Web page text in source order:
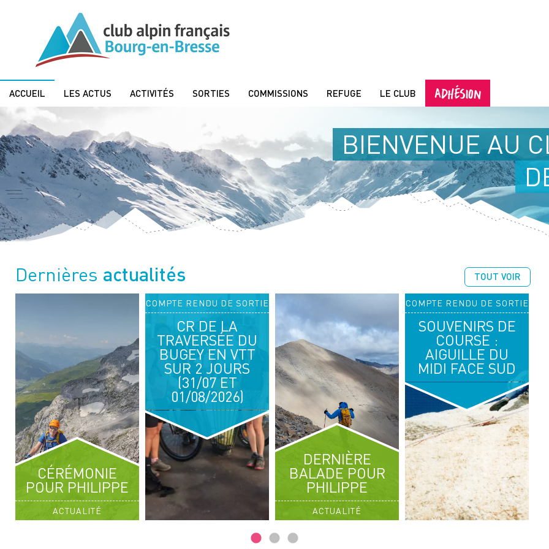
ACCUEIL LES ACTUS ACTIVITÉS SORTIES COMMISSIONS REFUGE LE CLUB ADHÉSION
BIENVENUE AU
Dernières actualités TOUT VOIR
CÉRÉMONIE
POUR PHILIPPE
ACTUALITÉ
CR DE LA
TRAVERSÉE DU
BUGEY EN VTT
SUR 2 JOURS
(31/07 ET
01/08/2026)
COMPTE RENDU DE SORTIE
DERNIÈRE
BALADE POUR
PHILIPPE
ACTUALITÉ
SOUVENIRS DE
COURSE :
AIGUILLE DU
MIDI FACE SUD
COMPTE RENDU DE SORTIE
04
OCT. 2026
RANDONNÉE PÉDESTRE
ENTRE ROCHEURE ET LEISSE
AOÛT 2026
16
AOÛT 2026
RANDONNÉE ALPINE
SÉJOUR CHABLAIS